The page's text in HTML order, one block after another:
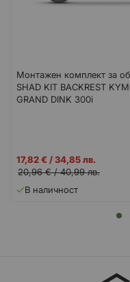
Монтажен комплект за
SHAD KIT BACKREST
GRAND DINK 300i
Промо
цена
17,82 € /34,85 лв.
20,96 €/40,99 лв.
В наличност